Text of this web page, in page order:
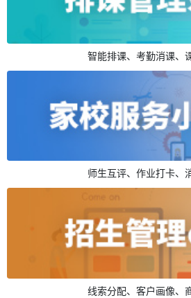
智能排课、考勤消课、
师生互评、作业打卡、
线索分配、客户画像、